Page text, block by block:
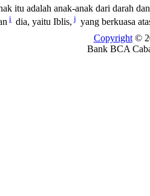
itu adalah anak-anak dari darah
i dia, yaitu Iblis, j yang berkuasa
Copyright©
Bank BCA